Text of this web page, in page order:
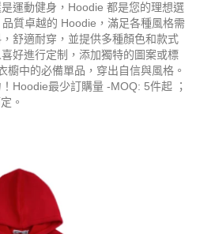
運動健身，Hoodie 都是您的理想選
質卓越的 Hoodie，滿足各種風格需
舒適耐穿，並提供多種顏色和款式
好進行定制，添加獨特的圖案或標
櫥中的必備單品，穿出自信與風格。
Hoodie最少訂購量 -MOQ: 5件起 ；
。